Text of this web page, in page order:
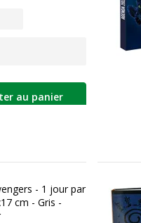
au panier
- 1 jour par
cm - Gris -